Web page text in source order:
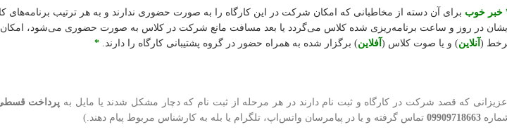
خبر خوب برای آن دسته از مخاطبانی که امکان شرکت در این کارگاه را به صورت حضوری ندارند و به هر ترتیب برنامه‌های
در روز و ساعت برنامه‌ریزی شده کلاس می‌گردد یا بعد مسافت مانع شرکت در کلاس به صورت حضوری می‌‌شود، امکان
( آنلاین) و یا صوت کلاس ( آفلاین) برگزار شده به همراه حضور در گروه پشتیبانی کارگاه را دارند. *
که قصد شرکت در کارگاه و ثبت نام دارند در هر مرحله از ثبت نام که دچار مشکل شدند یا مایل به پرداخت
09909718663 تماس گرفته و یا در پیامرسان واتس‌اپ، تلگرام یا بله به کارشناس مربوط پیام دهند.)